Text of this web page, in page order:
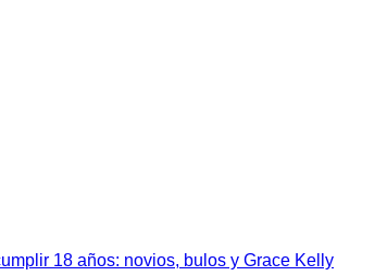
18 años: novios, bulos y Grace Kelly